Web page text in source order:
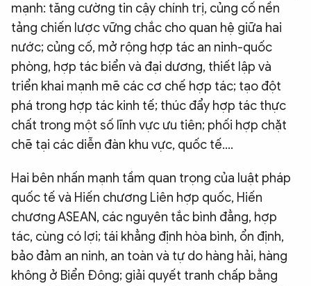
mạnh: tăng cường tin cậy chính trị, củng cố nền
tảng chiến lược vững chắc cho quan hệ giữa hai
nước; củng cố, mở rộng hợp tác an ninh-quốc
phòng, hợp tác biển và đại dương, thiết lập và
triển khai mạnh mẽ các cơ chế hợp tác; tạo đột
phá trong hợp tác kinh tế; thúc đẩy hợp tác thực
chất trong một số lĩnh vực ưu tiên; phối hợp chặt
chẽ tại các diễn đàn khu vực, quốc tế....
Hai bên nhấn mạnh tầm quan trọng của luật pháp
quốc tế và Hiến chương Liên hợp quốc, Hiến
chương ASEAN, các nguyên tắc bình đẳng, hợp
tác, cùng có lợi; tái khẳng định hòa bình, ổn định,
bảo đảm an ninh, an toàn và tự do hàng hải, hàng
không ở Biển Đông; giải quyết tranh chấp bằng